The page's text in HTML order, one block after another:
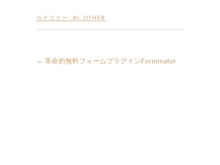
カテゴリー: AI OTHER
← 革命的無料フォームプラグインForminator